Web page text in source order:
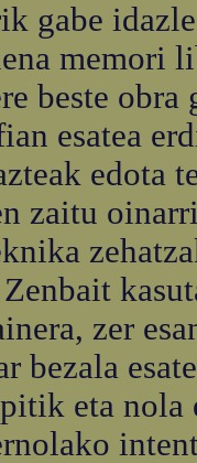
idazle
memori
beste
esatea
edota
zaitu
zer
bezala
eta